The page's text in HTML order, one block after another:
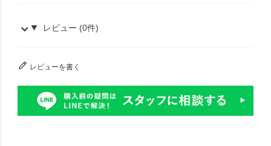
レビュー (0件)
レビューを書く